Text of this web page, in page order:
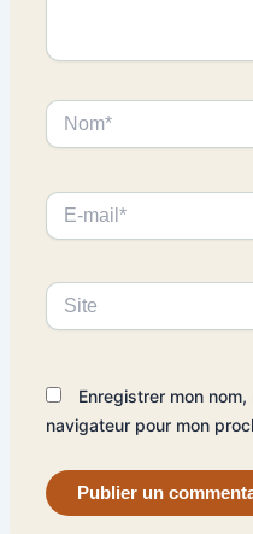
Nom*
E-
mail*
Site
Enregistrer mon
navigateur pour mon